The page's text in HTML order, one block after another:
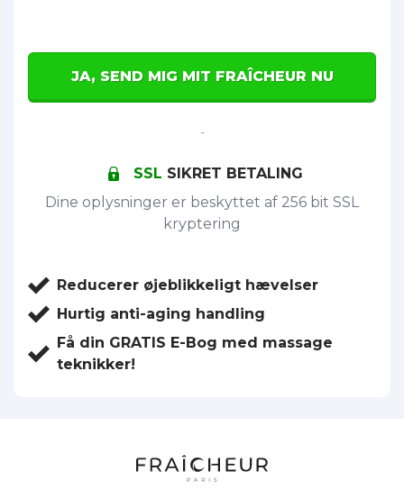
JA, SEND MIG MIT FRAÎCHEUR NU
-
SSL SIKRET BETALING
Dine oplysninger er beskyttet af 256 bit SSL
kryptering
Reducerer øjeblikkeligt hævelser
Hurtig anti-aging handling
Få din GRATIS E-Bog med massage
teknikker!